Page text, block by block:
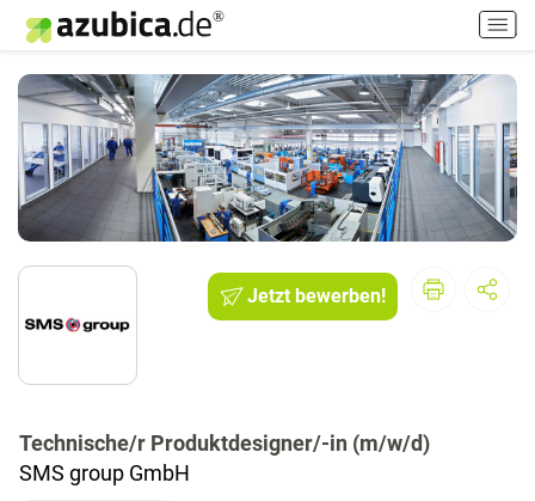
H
a
u
t
m
e
n
ü
i
Jetzt bewerben!
Technische/r Produktdesigner/-in (m/w/d)
SMS group GmbH